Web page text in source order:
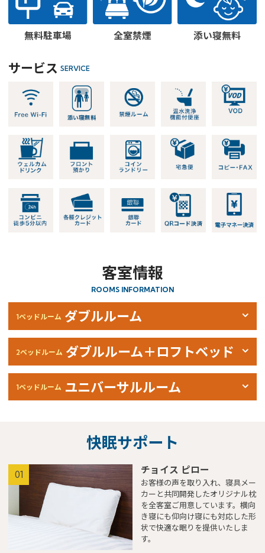
無料駐車場 全室禁煙 添い寝無料
サービス SERVICE
客室情報
ROOMS INFORMATION
1ベッドルーム ダブルルーム
2ベッドルーム ダブルルーム＋ロフトベッド
1ベッドルーム ユニバーサルルーム
快眠サポート
01 チョイス ピロー
お客様の声を取り入れ、寝具メー
カーと共同開発したオリジナル枕
を全客室ご用意しています。横向
き寝にも仰向け寝にも対応した形
状で快適な眠りを提供いたしま
す。